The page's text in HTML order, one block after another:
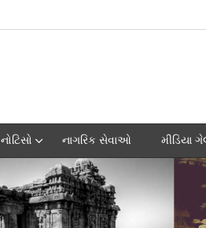
નોટિસો નાગરિક સેવાઓ મીડિયા